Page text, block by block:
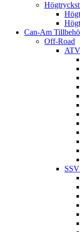
Can-Am
Off-Road